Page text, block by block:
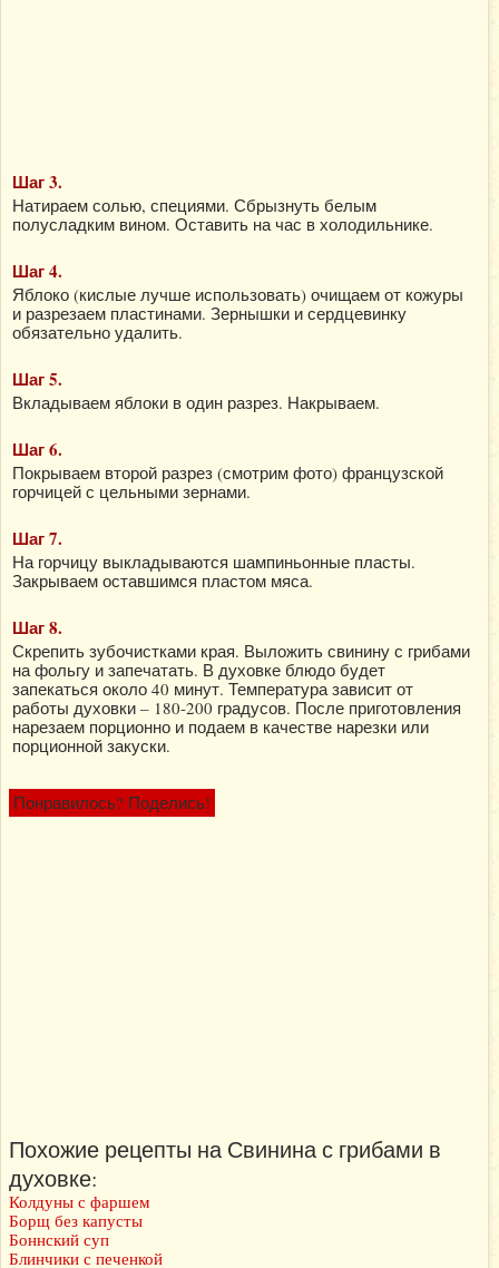
Шаг 3.
Натираем солью, специями. Сбрызнуть белым
полусладким вином. Оставить на час в холодильнике.
Шаг 4.
Яблоко (кислые лучше использовать) очищаем от кожуры
и разрезаем пластинами. Зернышки и сердцевинку
обязательно удалить.
Шаг 5.
Вкладываем яблоки в один разрез. Накрываем.
Шаг 6.
Покрываем второй разрез (смотрим фото) французской
горчицей с цельными зернами.
Шаг 7.
На горчицу выкладываются шампиньонные пласты.
Закрываем оставшимся пластом мяса.
Шаг 8.
Скрепить зубочистками края. Выложить свинину с грибами
на фольгу и запечатать. В духовке блюдо будет
запекаться около 40 минут. Температура зависит от
работы духовки – 180-200 градусов. После приготовления
нарезаем порционно и подаем в качестве нарезки или
порционной закуски.
Понравилось? Поделись!
Похожие рецепты на Свинина с грибами в
духовке:
Колдуны с фаршем
Борщ без капусты
Боннский суп
Блинчики с печенкой